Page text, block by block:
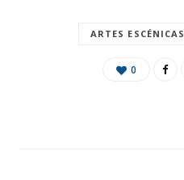
ARTES ESCÉNICAS
0